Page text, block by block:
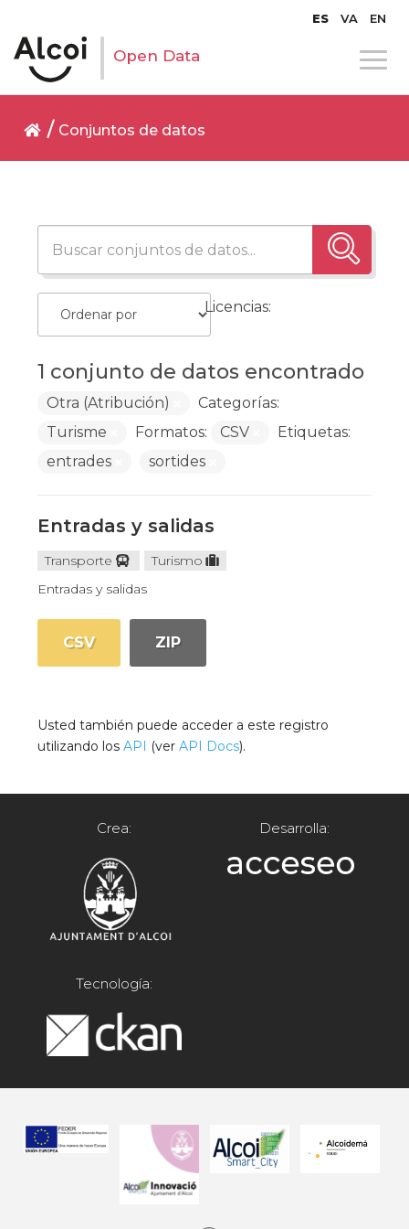
ES VA EN
Open Data
Conjuntos de datos
1 conjunto de datos encontrado
Licencias:
Otra (Atribución)
Categorías:
Turisme
Formatos: CSV
Etiquetas:
entrades
sortides
Entradas y salidas
Transporte
Turismo
Entradas y salidas
CSV ZIP
Usted también puede acceder a este registro
utilizando losAPI (verAPI Docs).
Crea: Desarrolla:
Tecnología: